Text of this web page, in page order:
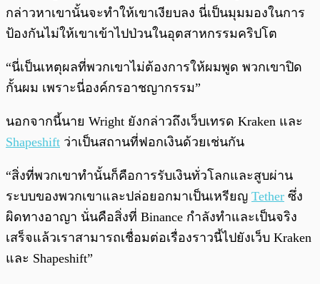
กล่าวหาเขานั้นจะทำให้เขาเงียบลง นี่เป็นมุมมองในการ
ป้องกันไม่ให้เขาเข้าไปป่วนในอุตสาหกรรมคริปโต
“นี่เป็นเหตุผลที่พวกเขาไม่ต้องการให้ผมพูด พวกเขาปิด
กั้นผม เพราะนี่องค์กรอาชญากรรม”
นอกจากนี้นาย Wright ยังกล่าวถึงเว็บเทรด Kraken และ
Shapeshift ว่าเป็นสถานที่ฟอกเงินด้วยเช่นกัน
“สิ่งที่พวกเขาทำนั้นก็คือการรับเงินทั่วโลกและสูบผ่าน
ระบบของพวกเขาและปล่อยอกมาเป็นเหรียญ Tether ซึ่ง
ผิดทางอาญา นั่นคือสิ่งที่ Binance กำลังทำและเป็นจริง
เสร็จแล้วเราสามารถเชื่อมต่อเรื่องราวนี้ไปยังเว็บ Kraken
และ Shapeshift”